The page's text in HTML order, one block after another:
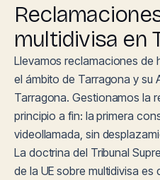
multidivisa en
Llevamos reclamaciones de
el ámbito de Tarragona y su
Tarragona. Gestionamos la
principio a fin: la primera
videollamada, sin
La doctrina del Tribunal
de la UE sobre multidivisa